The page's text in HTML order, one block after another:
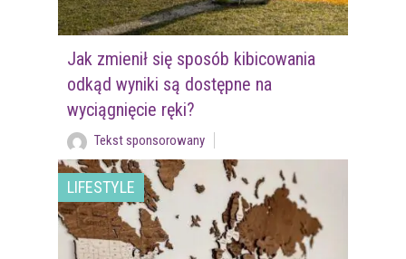
Jak zmienił się sposób kibicowania
odkąd wyniki są dostępne na
wyciągnięcie ręki?
Tekst sponsorowany
LIFESTYLE